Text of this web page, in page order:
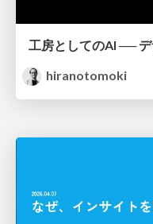
工房としてのAI ──
hiranotomoki